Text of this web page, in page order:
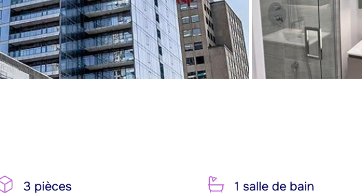
3 pièces 1 salle de bain